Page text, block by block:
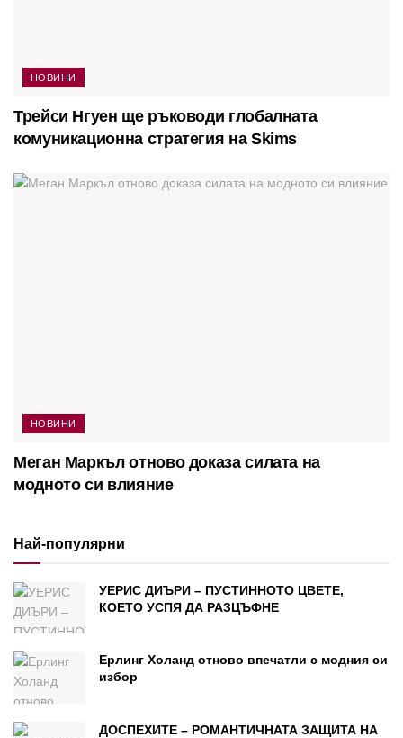
НОВИНИ
Трейси Нгуен ще ръководи глобалната
комуникационна стратегия на Skims
НОВИНИ
Меган Маркъл отново доказа силата на
модното си влияние
Най-популярни
УЕРИС ДИЪРИ – ПУСТИННОТО ЦВЕТЕ,
КОЕТО УСПЯ ДА РАЗЦЪФНЕ
Ерлинг Холанд отново впечатли с модния си
избор
ДОСПЕХИТЕ – РОМАНТИЧНАТА ЗАЩИТА НА